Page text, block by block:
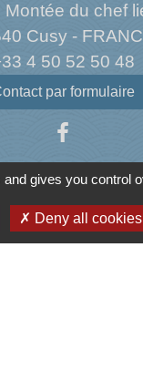
Montée du chef
Cusy -
4 50 52 50 48
par formulaire
Liens
gives you control
Deny all cookies